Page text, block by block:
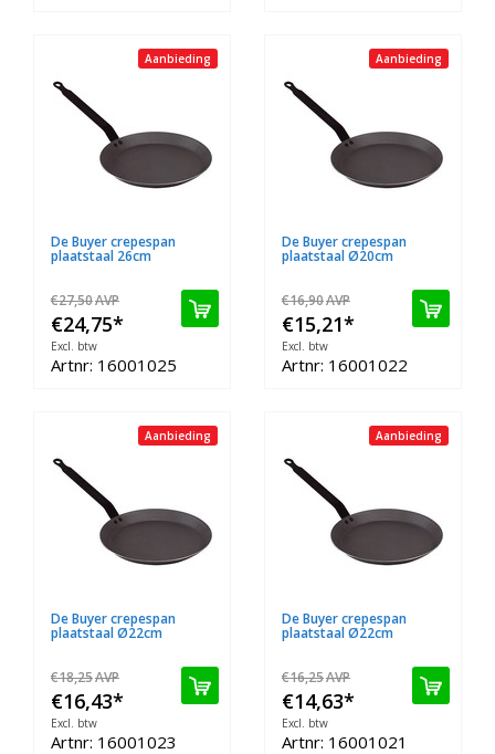
Aanbieding
De Buyer crepespan
plaatstaal 26cm
€27,50AVP
€24,75*
Excl. btw
Artnr: 16001025
Aanbieding
De Buyer crepespan
plaatstaal Ø20cm
€16,90AVP
€15,21*
Excl. btw
Artnr: 16001022
Aanbieding
De Buyer crepespan
plaatstaal Ø22cm
€18,25AVP
€16,43*
Excl. btw
Artnr: 16001023
Aanbieding
De Buyer crepespan
plaatstaal Ø22cm
€16,25AVP
€14,63*
Excl. btw
Artnr: 16001021